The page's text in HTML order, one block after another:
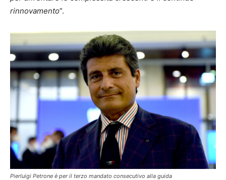
rinnovamento”.
Pierluigi Petrone è per il terzo mandato consecutivo alla guida